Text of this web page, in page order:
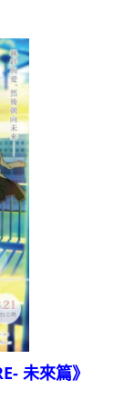
未來篇》